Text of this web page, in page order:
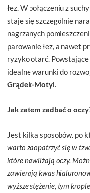
łez. W połączeniu z
staje się szczególnie
nagrzanych
parowanie łez, a nawet
ryzyko otarć.
idealne warunki do
Grądek-Motyl
Jak zatem zadbać o
Jest kilka sposobów, po
warto zaopatrzyć się w
które nawilżają oczy.
zawierają kwas
wyższe stężenie, tym